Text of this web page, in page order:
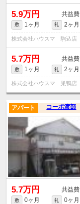
5.9万円
敷 1ヶ月 礼 2ヶ月
株式会社ハウスマ 駒込店
5.7万円
敷 1ヶ月 礼 2ヶ月
株式会社ハウスマ 巣鴨店
コーポ渡部
アパート
5.7万円
敷 0ヶ月 礼 0ヶ月